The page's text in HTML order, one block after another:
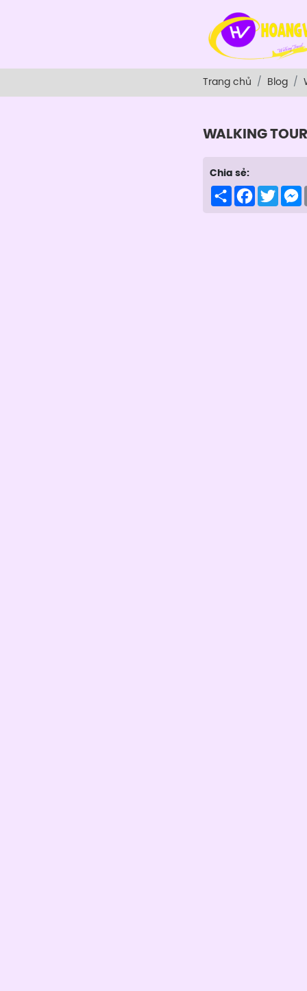
Trang chủ Blog
WALKING TOUR
Chia sẻ:
ShareFacebook